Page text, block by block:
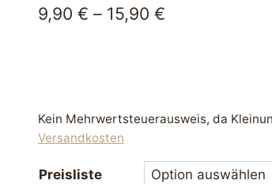
9,90 € – 15,90 €
Kein Mehrwertsteuerausweis, da
Versandkosten
Preisliste